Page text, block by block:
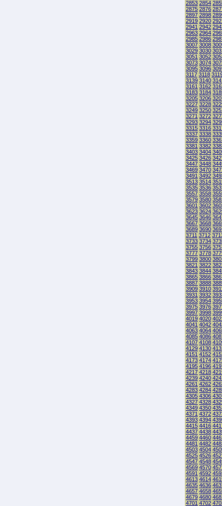
2853 2854
2875 2876
2897 2898
2919 2920
2941 2942
2963 2964
2985 2986
3007 3008
3029 3030
3051 3052
3073 3074
3095 3096
3117 3118
3139 3140
3161 3162
3183 3184
3205 3206
3227 3228
3249 3250
3271 3272
3293 3294
3315 3316
3337 3338
3359 3360
3381 3382
3403 3404
3425 3426
3447 3448
3469 3470
3491 3492
3513 3514
3535 3536
3557 3558
3579 3580
3601 3602
3623 3624
3645 3646
3667 3668
3689 3690
3711 3712
3733 3734
3755 3756
3777 3778
3799 3800
3821 3822
3843 3844
3865 3866
3887 3888
3909 3910
3931 3932
3953 3954
3975 3976
3997 3998
4019 4020
4041 4042
4063 4064
4085 4086
4107 4108
4129 4130
4151 4152
4173 4174
4195 4196
4217 4218
4239 4240
4261 4262
4283 4284
4305 4306
4327 4328
4349 4350
4371 4372
4393 4394
4415 4416
4437 4438
4459 4460
4481 4482
4503 4504
4525 4526
4547 4548
4569 4570
4591 4592
4613 4614
4635 4636
4657 4658
4679 4680
4701 4702